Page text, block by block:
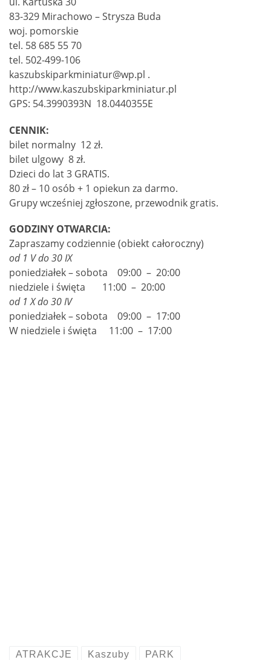
83-329 Mirachowo – Strysza Buda
woj. pomorskie
tel. 58 685 55 70
tel. 502-499-106
kaszubskiparkminiatur@wp.pl .
http://www.kaszubskiparkminiatur.pl
GPS: 54.3990393N 18.0440355E
CENNIK:
bilet normalny 12 zł.
bilet ulgowy 8 zł.
Dzieci do lat 3 GRATIS.
80 zł – 10 osób + 1 opiekun za darmo.
Grupy wcześniej zgłoszone, przewodnik gratis.
GODZINY OTWARCIA:
Zapraszamy codziennie (obiekt całoroczny)
od 1 V do 30 IX
poniedziałek – sobota 09:00 – 20:00
niedziele i święta 11:00 – 20:00
od 1 X do 30 IV
poniedziałek – sobota 09:00 – 17:00
W niedziele i święta 11:00 – 17:00
ATRAKCJE Kaszuby PARK